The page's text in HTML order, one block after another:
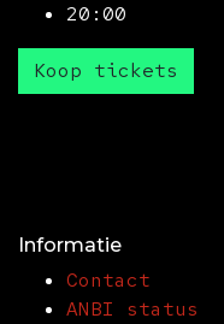
20:00
Koop tickets
Informatie
Contact
ANBI status